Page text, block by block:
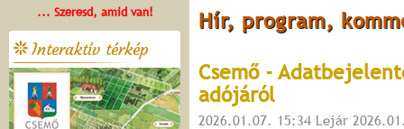
... Szeresd, amid van!
Interaktív térkép
Hír, program,
Csemő -
adójáról
2026.01.07. 15:34 Lejár